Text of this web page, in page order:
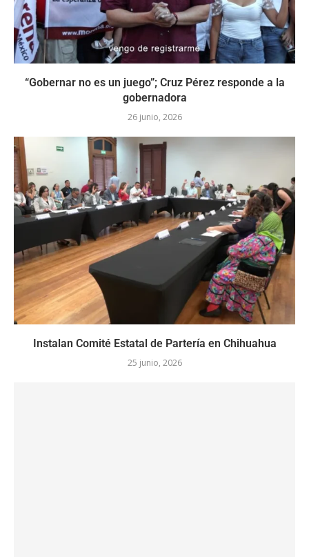
“Gobernar no es un juego”; Cruz Pérez responde a la
gobernadora
26 junio, 2026
Instalan Comité Estatal de Partería en Chihuahua
25 junio, 2026